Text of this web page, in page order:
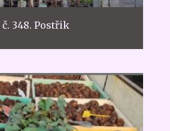
č. 348. Postřik